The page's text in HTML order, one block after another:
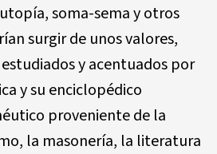
soma-sema y otros
surgir de unos valores,
y acentuados por
y su enciclopédico
proveniente de la
la masonería, la literatura